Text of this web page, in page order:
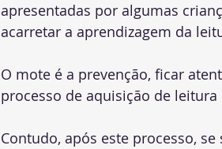
apresentadas por algumas
acarretar a aprendizagem da
O mote é a prevenção, ficar
processo de aquisição de leitura
Contudo, após este processo,